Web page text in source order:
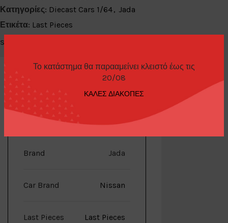
Το κατάστημα θα παρααμείνει κλειστό έως τις
20/08
ΚΑΛΕΣ ΔΙΑΚΟΠΕΣ
Κατηγορίες: Diecast Cars 1/64, Jada
Ετικέτα: Last Pieces
Share:
ΕΠΙΠΛΈΟΝ ΠΛΗΡΟΦΟΡΊΕΣ
Brand Jada
Car Brand Nissan
Last Pieces Last Pieces